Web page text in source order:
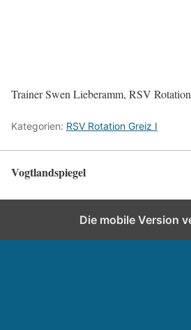
Trainer Swen Lieberamm, RSV
Kategorien: RSV Rotation Greiz I
Vogtlandspiegel
Die mobile Version